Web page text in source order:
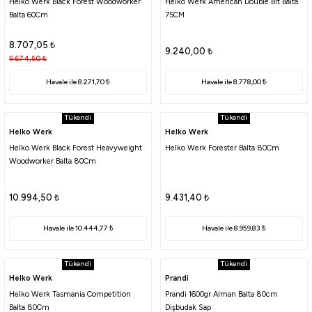
· Ekipman
Malzemeleri
Kalma Ürünleri
Helko Werk Black Forest Woodworker
Balta 60Cm
8.707,05 ₺
9.674,50₺
Havale ile 8.271,70 ₺
Helko Werk American Double Bit Balta
75CM
9.240,00 ₺
Havale ile 8.778,00 ₺
Tükendi
Helko Werk
Helko Werk Black Forest Heavyweight
Woodworker Balta 80Cm
10.994,50 ₺
Havale ile 10.444,77 ₺
Tükendi
Helko Werk
Helko Werk Forester Balta 80Cm
9.431,40 ₺
Havale ile 8.959,83 ₺
Tükendi
Helko Werk
Helko Werk Tasmania Competition
Balta 80Cm
Tükendi
Prandi
Prandi 1600gr Alman Balta 80cm
Dişbudak Sap